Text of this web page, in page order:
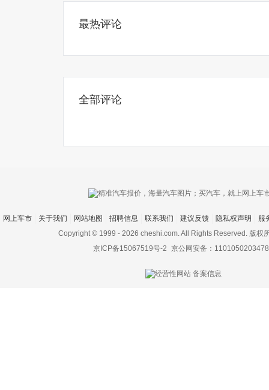
最热评论
全部评论
网上车市 关于我们 网站地图 招聘信息 联系我们 建议反馈 隐私权声明
服
Copyright © 1999 - 2026 cheshi.com. All Rights Reserved. 版权
京ICP备15067519号-2 京公网安备：